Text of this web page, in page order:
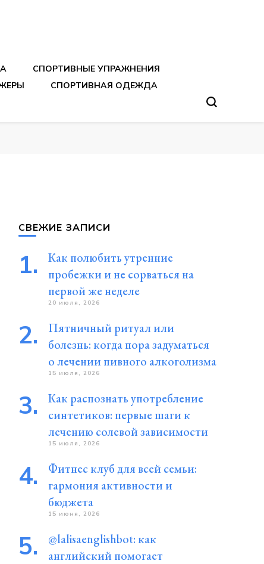
СПОРТИВНЫЕ УПРАЖНЕНИЯ
СПОРТИВНАЯ ОДЕЖДА
СВЕЖИЕ ЗАПИСИ
Как полюбить утренние
пробежки и не сорваться на
первой же неделе
20 июля, 2026
Пятничный ритуал или
болезнь: когда пора задуматься
о лечении пивного алкоголизма
15 июля, 2026
Как распознать употребление
синтетиков: первые шаги к
лечению солевой зависимости
15 июля, 2026
Фитнес клуб для всей семьи:
гармония активности и
бюджета
15 июня, 2026
@lalisaenglishbot: как
английский помогает